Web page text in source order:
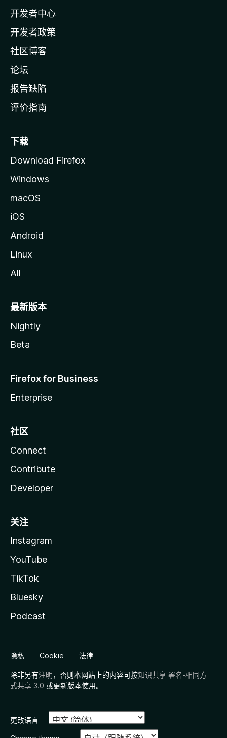
主
页
开发者中心
开发者政策
社区博客
论坛
报告缺陷
评价指南
下载
Download Firefox
Windows
macOS
iOS
Android
Linux
All
最新版本
Nightly
Beta
Firefox for Business
Enterprise
社区
Connect
Contribute
Developer
关注
Instagram
YouTube
TikTok
Bluesky
Podcast
隐私 Cookie 法律
除非另有注明，否则本网站上的内容可按知识共享 署名-相同方
式共享 3.0 或更新版本使用。
更改语言